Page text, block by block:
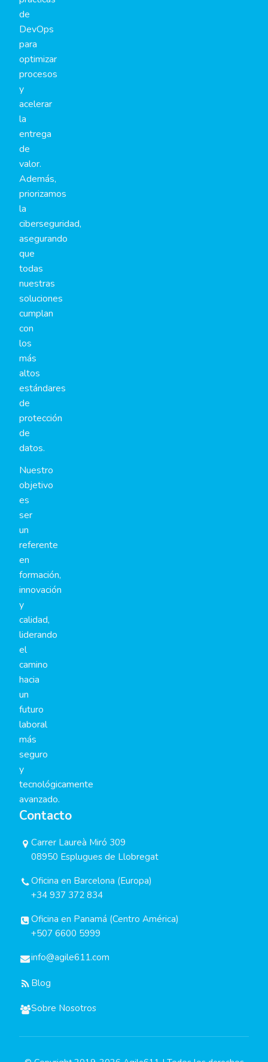
de
DevOps
para
optimizar
procesos
y
acelerar
la
entrega
de
valor.
Además,
priorizamos
la
ciberseguridad,
asegurando
que
todas
nuestras
soluciones
cumplan
con
los
más
altos
estándares
de
protección
de
datos.
Nuestro
objetivo
es
ser
un
referente
en
formación,
innovación
y
calidad,
liderando
el
camino
hacia
un
futuro
laboral
más
seguro
y
tecnológicamente
avanzado.
Contacto
Carrer Laureà Miró 309
08950 Esplugues de Llobregat
Oficina en Barcelona (Europa)
+34 937 372 834
Oficina en Panamá (Centro América)
+507 6600 5999
info@agile611.com
Blog
Sobre Nosotros